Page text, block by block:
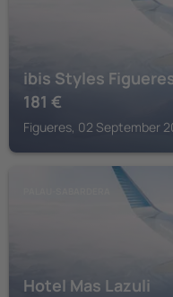
ibis Styles
181 €
Figueres, 02 September
Hotel Mas Lazuli